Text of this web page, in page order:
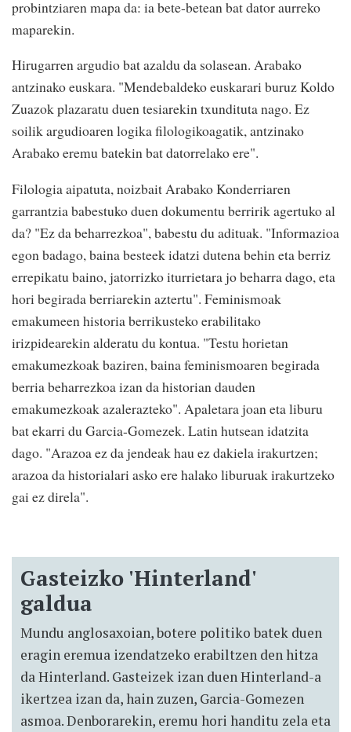
probintziaren mapa da: ia bete-betean bat dator aurreko
maparekin.
Hirugarren argudio bat azaldu da solasean. Arabako
antzinako euskara. "Mendebaldeko euskarari buruz Koldo
Zuazok plazaratu duen tesiarekin txundituta nago. Ez
soilik argudioaren logika filologikoagatik, antzinako
Arabako eremu batekin bat datorrelako ere".
Filologia aipatuta, noizbait Arabako Konderriaren
garrantzia babestuko duen dokumentu berririk agertuko al
da? "Ez da beharrezkoa", babestu du adituak. "Informazioa
egon badago, baina besteek idatzi dutena behin eta berriz
errepikatu baino, jatorrizko iturrietara jo beharra dago, eta
hori begirada berriarekin aztertu". Feminismoak
emakumeen historia berrikusteko erabilitako
irizpidearekin alderatu du kontua. "Testu horietan
emakumezkoak baziren, baina feminismoaren begirada
berria beharrezkoa izan da historian dauden
emakumezkoak azalerazteko". Apaletara joan eta liburu
bat ekarri du Garcia-Gomezek. Latin hutsean idatzita
dago. "Arazoa ez da jendeak hau ez dakiela irakurtzen;
arazoa da historialari asko ere halako liburuak irakurtzeko
gai ez direla".
Gasteizko 'Hinterland'
galdua
Mundu anglosaxoian, botere politiko batek duen
eragin eremua izendatzeko erabiltzen den hitza
da Hinterland. Gasteizek izan duen Hinterland-a
ikertzea izan da, hain zuzen, Garcia-Gomezen
asmoa. Denborarekin, eremu hori handitu zela eta